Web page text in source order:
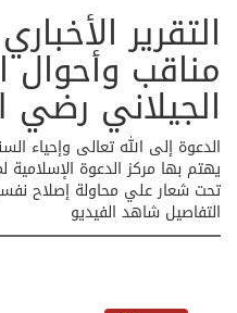
التقرير
مناقب وأحوال
الجيلاني رضي
الدعوة إلى الله تعالى وإحياء
يهتم بها مركز الدعوة الإسلامية
تحت شعار علي محاولة إصلاح
التفاصيل شاهد الفيديو